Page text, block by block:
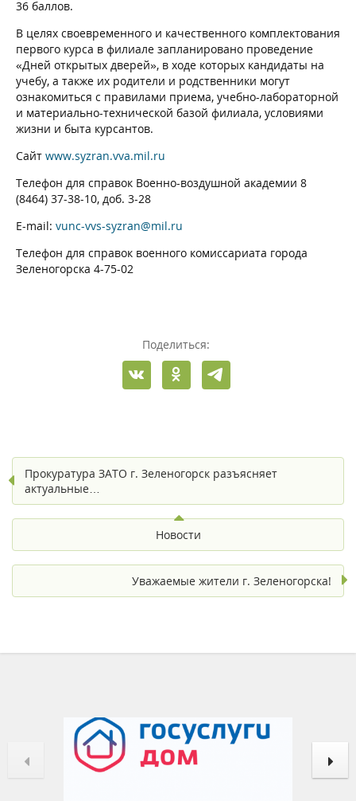
36 баллов.
В целях своевременного и качественного комплектования
первого курса в филиале запланировано проведение
«Дней открытых дверей», в ходе которых кандидаты на
учебу, а также их родители и родственники могут
ознакомиться с правилами приема, учебно-лабораторной
и материально-технической базой филиала, условиями
жизни и быта курсантов.
Сайт www.syzran.vva.mil.ru
Телефон для справок Военно-воздушной академии 8
(8464) 37-38-10, доб. 3-28
E-mail: vunc-vvs-syzran@mil.ru
Телефон для справок военного комиссариата города
Зеленогорска 4-75-02
Поделиться:
Прокуратура ЗАТО г. Зеленогорск разъясняет
актуальные…
Новости
Уважаемые жители г. Зеленогорска!